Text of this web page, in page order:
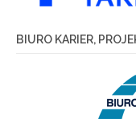
BIURO KARIER,